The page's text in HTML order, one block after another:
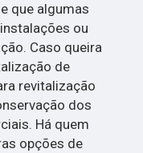
que algumas
ou
Caso queira
de
revitalização
dos
Há quem
opções de